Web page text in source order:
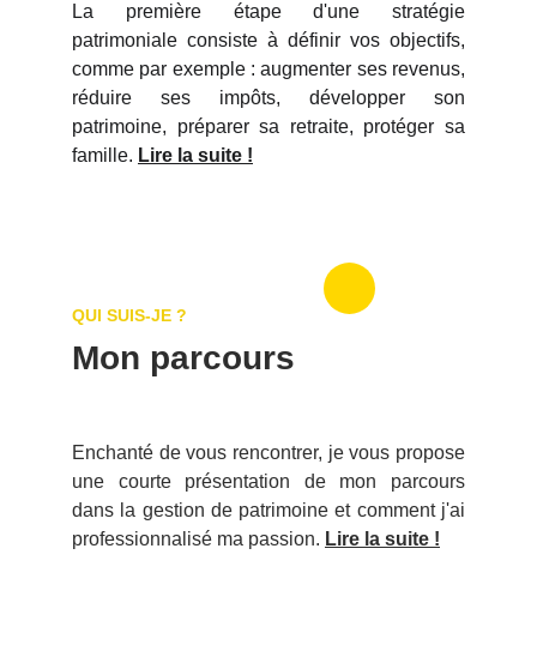
La première étape d'une stratégie
patrimoniale consiste à définir vos objectifs,
comme par exemple : augmenter ses revenus,
réduire ses impôts, développer son
patrimoine, préparer sa retraite, protéger sa
famille. Lire la suite !
QUI SUIS-JE ?
Mon parcours
Enchanté de vous rencontrer, je vous propose
une courte présentation de mon parcours
dans la gestion de patrimoine et comment j'ai
professionnalisé ma passion. Lire la suite !